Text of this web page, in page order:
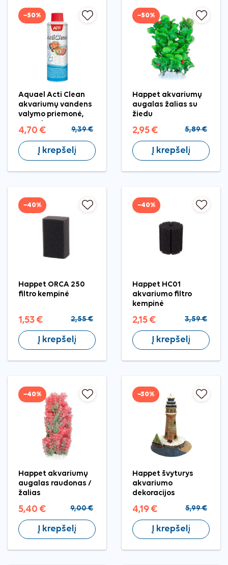
−50%
Aquael Acti Clean
akvariumų vandens
valymo priemonė,
4,70 € 9,39 €
Į krepšelį
−50%
Happet akvariumų
augalas žalias su
žiedu
2,95 € 5,89 €
Į krepšelį
−40%
Happet ORCA 250
filtro kempinė
1,53 € 2,55 €
Į krepšelį
−40%
Happet HC01
akvariumo filtro
kempinė
2,15 € 3,59 €
Į krepšelį
−40%
Happet akvariumų
augalas raudonas /
žalias
5,40 € 9,00 €
Į krepšelį
−30%
Happet švyturys
akvariumo
dekoracijos
4,19 € 5,99 €
Į krepšelį